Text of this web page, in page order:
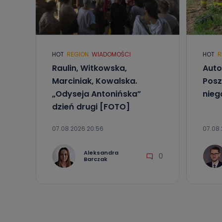
Telewizja
19 nie
Telewizji
19 dostępu
ich
sprzeciwu
Jakie
HOT REGION WIADOMOŚCI
Raulin, Witkowska,
Marciniak, Kowalska.
„Odyseja Antonińska”
dzień drugi [FOTO]
07.08.2026 20:56
Aleksandra
Barczak
0
HOT